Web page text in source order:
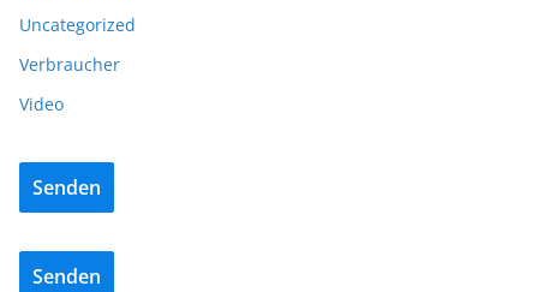
Uncategorized
Verbraucher
Video
Senden
Senden